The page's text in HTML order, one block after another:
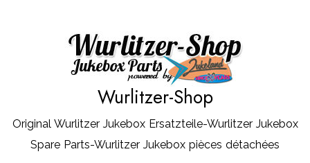
Wurlitzer-Shop
Original Wurlitzer Jukebox Ersatzteile-Wurlitzer Jukebox
Spare Parts-Wurlitzer Jukebox pièces détachées